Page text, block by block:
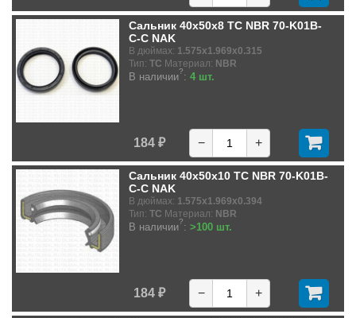
Сальник 40x50x8 TC NBR 70-K01B-
C-C NAK
В дюймах: 1.575x1.969x0.315
Тип: TC Материал: NBR
В наличии?: 4 шт.
184 ₽ − +
Сальник 40x50x10 TC NBR 70-K01B-
C-C NAK
В дюймах: 1.575x1.969x0.394
Тип: TC Материал: NBR
В наличии?: >100 шт.
184 ₽ − +